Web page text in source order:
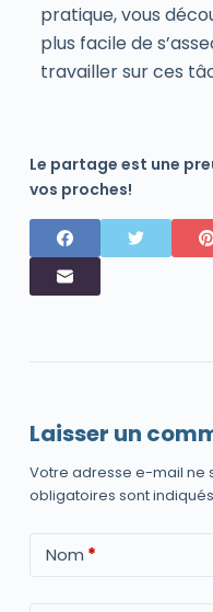
pratique, vous
plus facile de
travailler sur ces
Le partage est une
vos proches!
Laisser un
Votre adresse e-mail ne
obligatoires sont
Nom *